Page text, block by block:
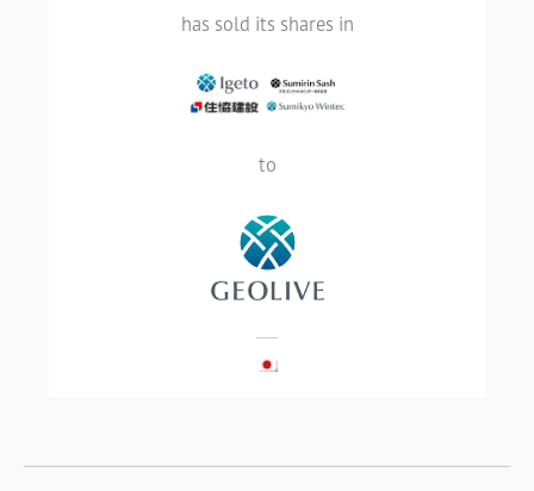
has sold its shares in
to
Sumitomo Forestry, a Japanese leader in
the sustainable, wood-based industries,
Jyukyo, and Sumikyo Wintec to Geolive
Group
LIRE LA SUITE